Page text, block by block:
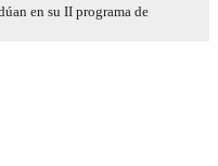
en su II programa de